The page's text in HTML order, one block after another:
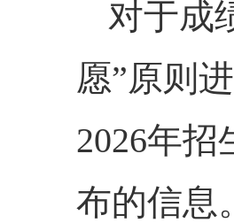
对于成
愿”原则
2026年
布的信息